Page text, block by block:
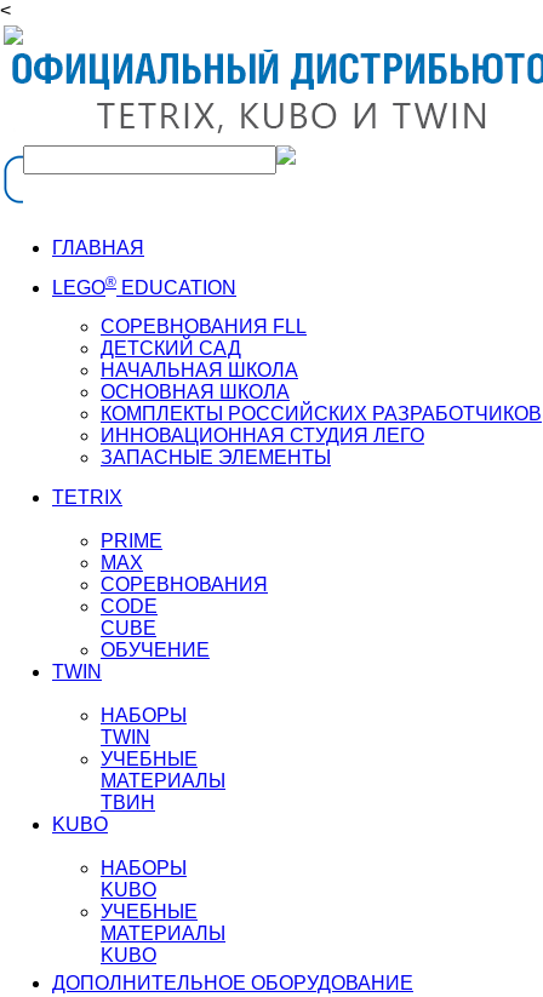
<
ГЛАВНАЯ
LEGO® EDUCATION
СОРЕВНОВАНИЯ FLL
ДЕТСКИЙ САД
НАЧАЛЬНАЯ ШКОЛА
ОСНОВНАЯ ШКОЛА
КОМПЛЕКТЫ РОССИЙСКИХ РАЗРАБОТЧИКОВ
ИННОВАЦИОННАЯ СТУДИЯ ЛЕГО
ЗАПАСНЫЕ ЭЛЕМЕНТЫ
TETRIX
PRIME
MAX
СОРЕВНОВАНИЯ
CODE
CUBE
ОБУЧЕНИЕ
TWIN
НАБОРЫ
TWIN
УЧЕБНЫЕ
МАТЕРИАЛЫ
ТВИН
KUBO
НАБОРЫ
KUBO
УЧЕБНЫЕ
МАТЕРИАЛЫ
KUBO
ДОПОЛНИТЕЛЬНОЕ ОБОРУДОВАНИЕ